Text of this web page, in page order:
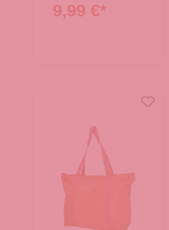
9,99 €*